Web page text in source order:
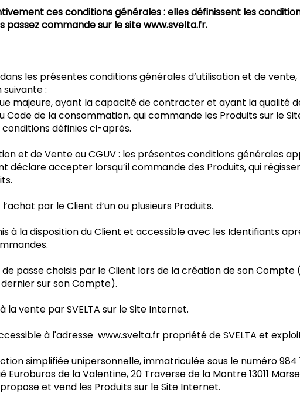
ces conditions générales : elles définissent les
passez commande sur le sitewww.svelta.fr.
les présentes conditions générales d’utilisation et de
:
majeure, ayant la capacité de contracter et ayant la qualité
Code de la consommation, qui commande les Produits sur le
définies ci-après.
et de Vente ou CGUV : les présentes conditions générales
déclare accepter lorsqu’il commande des Produits, qui
par le Client d’un ou plusieurs Produits.
à la disposition du Client et accessible avec les Identifiants
passe choisis par le Client lors de la création de son
sur son Compte).
vente par SVELTA sur le Site Internet.
à l'adresse www.svelta.fr propriété de SVELTA et
simplifiée unipersonnelle, immatriculée sous le numéro 984
Euroburos de la Valentine, 20 Traverse de la Montre 13011
et vend les Produits sur le Site Internet.